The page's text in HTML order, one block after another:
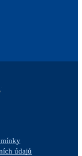
údajů